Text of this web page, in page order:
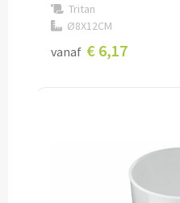
Voedselcontainers bedrukken
Saladeboxen bedrukken
Snoeppotten bedrukken
Tritan
Ø8X12CM
vanaf € 6,17